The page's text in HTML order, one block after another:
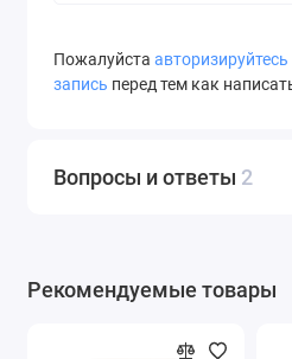
Пожалуйста авторизируйтесь
запись перед тем как
Вопросы и ответы 2
Рекомендуемые товары